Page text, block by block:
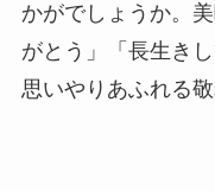
かがでしょうか。
がとう」「長生き
思いやりあふれる